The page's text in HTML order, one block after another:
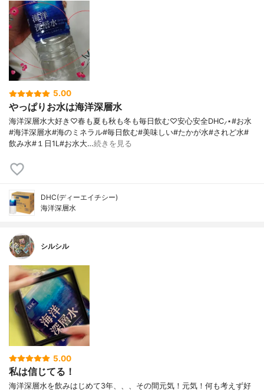
5.00
やっぱりお水は海洋深層水
海洋深層水大好き♡春も夏も秋も冬も毎日飲む♡安心安全DHC⸝⋆#お水
#海洋深層水#海のミネラル#毎日飲む#美味しい#たかが水#されど水#
飲み水#１日1L#お水大…続きを見る
DHC(ディーエイチシー)
海洋深層水
シルシル
5.00
私は信じてる！
海洋深層水を飲みはじめて3年、、、その間元気！元気！何も考えず好